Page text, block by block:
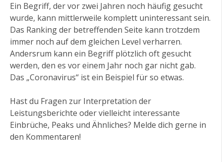
Ein Begriff, der vor zwei Jahren noch häufig gesucht
wurde, kann mittlerweile komplett uninteressant sein.
Das Ranking der betreffenden Seite kann trotzdem
immer noch auf dem gleichen Level verharren.
Andersrum kann ein Begriff plötzlich oft gesucht
werden, den es vor einem Jahr noch gar nicht gab.
Das „Coronavirus“ ist ein Beispiel für so etwas.
Hast du Fragen zur Interpretation der
Leistungsberichte oder vielleicht interessante
Einbrüche, Peaks und Ähnliches? Melde dich gerne in
den Kommentaren!